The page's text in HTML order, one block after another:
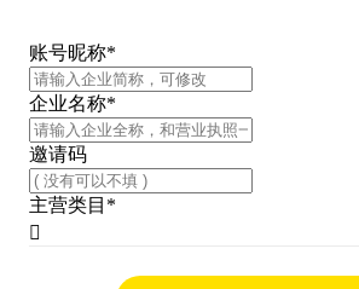
账号昵称*
企业名称*
邀请码
主营类目 *
